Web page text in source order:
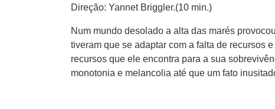
Direção: Yannet Briggler.(10 min.)
Num mundo desolado a alta das marés
tiveram que se adaptar com a falta de recursos
recursos que ele encontra para a sua
monotonia e melancolia até que um fato